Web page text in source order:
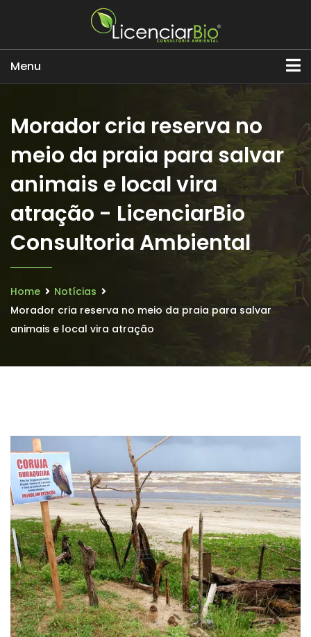
Menu
Morador cria reserva no
meio da praia para salvar
animais e local vira
atração - LicenciarBio
Consultoria Ambiental
Home
Notícias
Morador cria reserva no meio da praia para salvar
animais e local vira atração